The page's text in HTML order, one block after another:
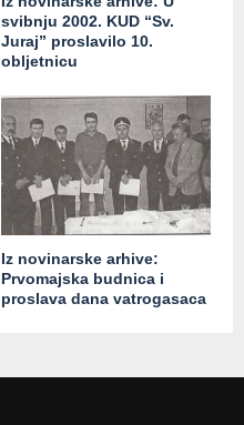
svibnju 2002. KUD “Sv.
Juraj” proslavilo 10.
obljetnicu
Iz novinarske arhive:
Prvomajska budnica i
proslava dana vatrogasaca